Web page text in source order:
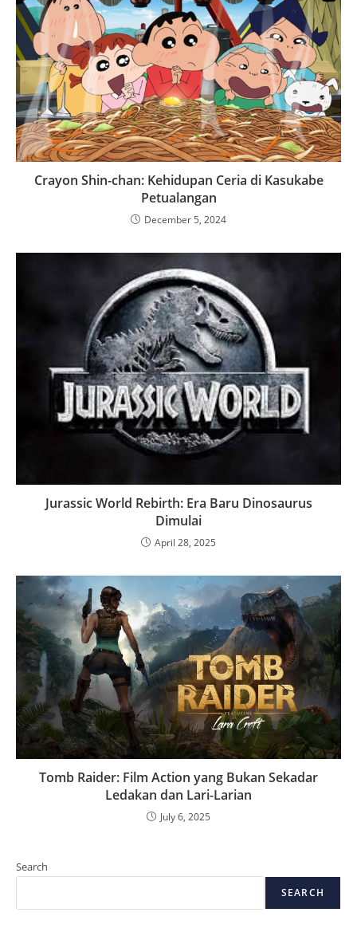
Crayon Shin-chan: Kehidupan Ceria di Kasukabe
Petualangan
December 5, 2024
Jurassic World Rebirth: Era Baru Dinosaurus
Dimulai
April 28, 2025
Tomb Raider: Film Action yang Bukan Sekadar
Ledakan dan Lari-Larian
July 6, 2025
Search
SEARCH